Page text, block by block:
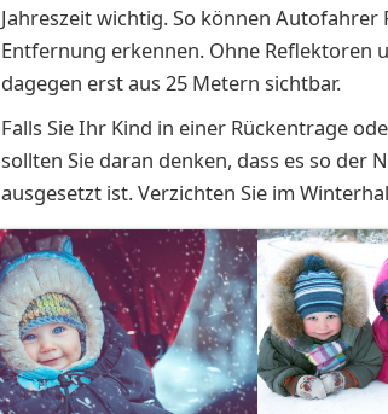
Jahreszeit wichtig. So können
Entfernung erkennen. Ohne Reflektoren
dagegen erst aus 25 Metern sichtbar.
Falls Sie Ihr Kind in einer Rückentrage
sollten Sie daran denken, dass es so der
ausgesetzt ist. Verzichten Sie im